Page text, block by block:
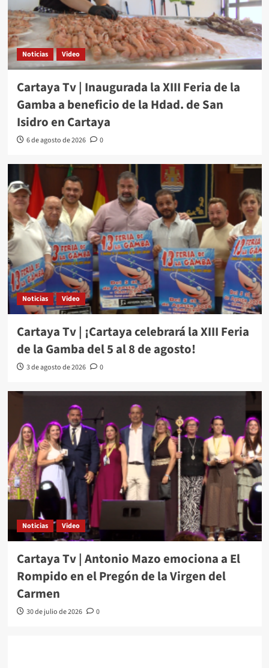
Noticias Video
Cartaya Tv | Inaugurada la XIII Feria de la
Gamba a beneficio de la Hdad. de San
Isidro en Cartaya
6 de agosto de 2026 0
Noticias Video
Cartaya Tv | ¡Cartaya celebrará la XIII Feria
de la Gamba del 5 al 8 de agosto!
3 de agosto de 2026 0
Noticias Video
Cartaya Tv | Antonio Mazo emociona a El
Rompido en el Pregón de la Virgen del
Carmen
30 de julio de 2026 0